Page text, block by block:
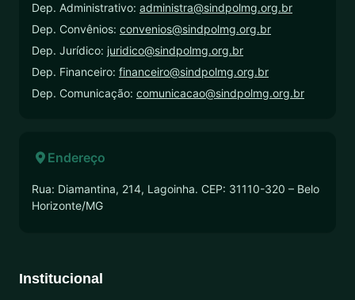
Dep. Administrativo: administra@sindpolmg.org.br
Dep. Convênios: convenios@sindpolmg.org.br
Dep. Jurídico: juridico@sindpolmg.org.br
Dep. Financeiro: financeiro@sindpolmg.org.br
Dep. Comunicação: comunicacao@sindpolmg.org.br
Endereço
Rua: Diamantina, 214, Lagoinha. CEP: 31110-320 – Belo
Horizonte/MG
Institucional